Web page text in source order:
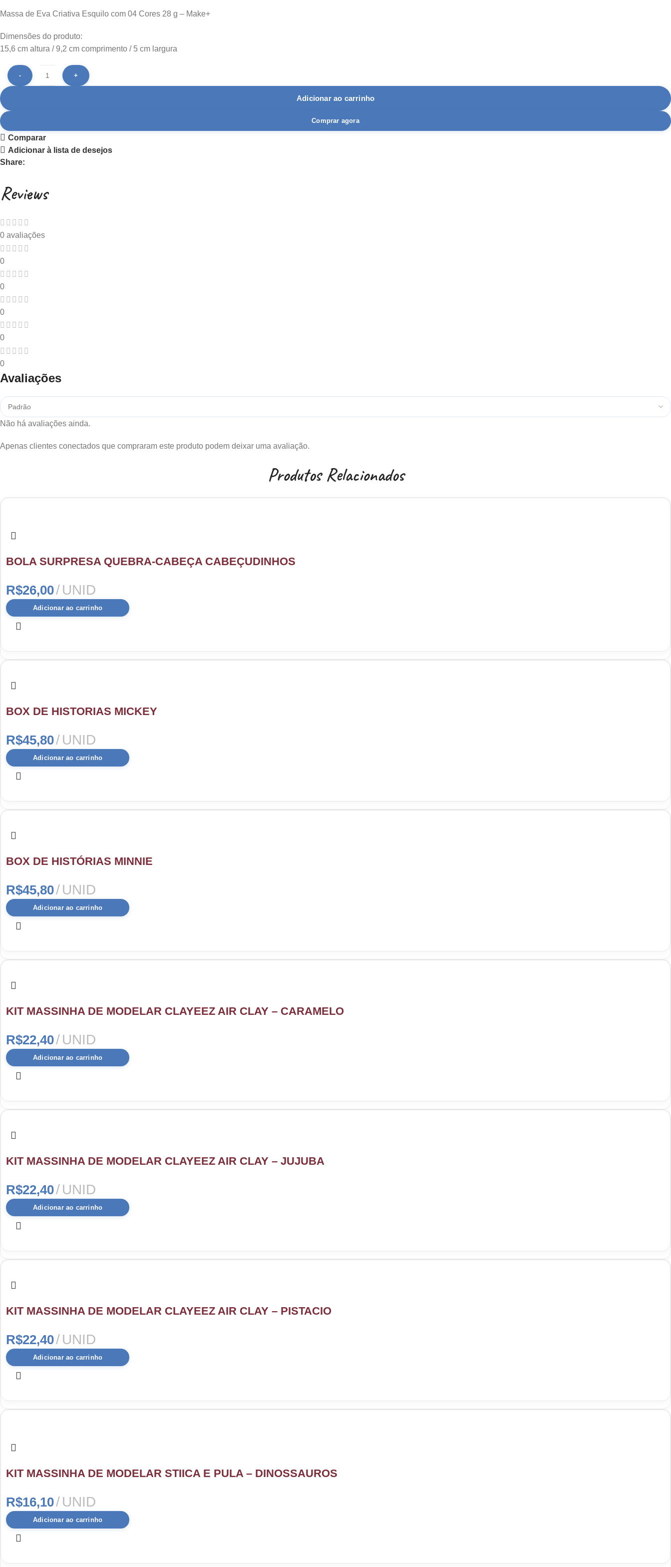
Massa de Eva Criativa Esquilo com 04 Cores 28 g – Make+
Dimensões do produto:
15,6 cm altura / 9,2 cm comprimento / 5 cm largura
Adicionar ao carrinho
Comprar agora
Comparar
Adicionar à lista de desejos
Share:
Reviews
0 avaliações
0
0
0
0
0
Avaliações
Não há avaliações ainda.
Apenas clientes conectados que compraram este produto podem deixar uma avaliação.
Produtos Relacionados
BOLA SURPRESA QUEBRA-CABEÇA CABEÇUDINHOS
R$26,00 UNID
Adicionar ao carrinho
BOX DE HISTORIAS MICKEY
R$45,80 UNID
Adicionar ao carrinho
BOX DE HISTÓRIAS MINNIE
R$45,80 UNID
Adicionar ao carrinho
KIT MASSINHA DE MODELAR CLAYEEZ AIR CLAY – CARAMELO
R$22,40 UNID
Adicionar ao carrinho
KIT MASSINHA DE MODELAR CLAYEEZ AIR CLAY – JUJUBA
R$22,40 UNID
Adicionar ao carrinho
KIT MASSINHA DE MODELAR CLAYEEZ AIR CLAY – PISTACIO
R$22,40 UNID
Adicionar ao carrinho
KIT MASSINHA DE MODELAR STIICA E PULA – DINOSSAUROS
R$16,10 UNID
Adicionar ao carrinho